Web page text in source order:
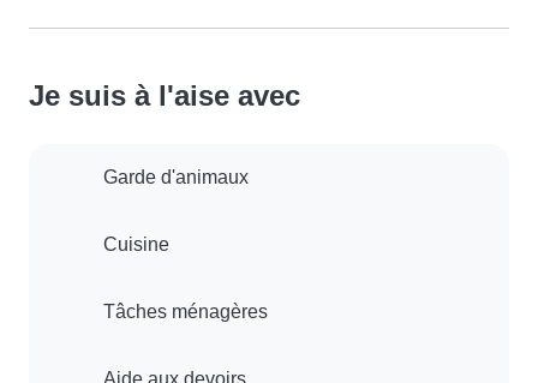
Je suis à l'aise avec
Garde d'animaux
Cuisine
Tâches ménagères